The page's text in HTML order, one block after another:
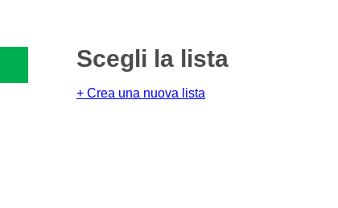
Scegli la lista
+ Crea una nuova lista